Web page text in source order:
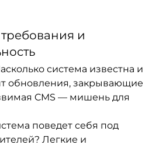
и
система известна и
обновления, закрывающие
CMS — мишень для
поведет себя под
Легкие и